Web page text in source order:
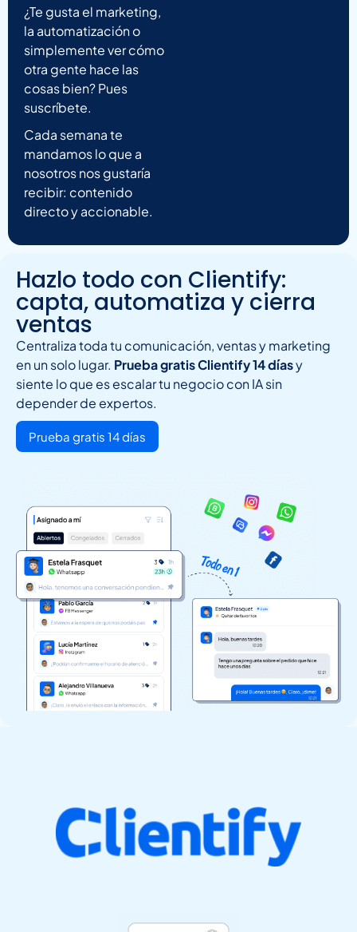
¿Te gusta el marketing,
la automatización o
simplemente ver cómo
otra gente hace las
cosas bien? Pues
suscríbete.
Cada semana te
mandamos lo que a
nosotros nos gustaría
recibir: contenido
directo y accionable.
Hazlo todo con Clientify:
capta, automatiza y cierra
ventas
Centraliza toda tu comunicación, ventas y marketing
en un solo lugar. Prueba gratis Clientify 14 díasy
siente lo que es escalar tu negocio con IA sin
depender de expertos.
Prueba gratis 14 días